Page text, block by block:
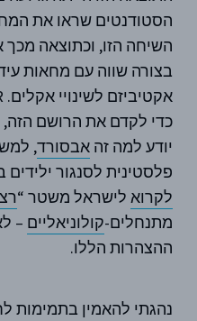
הסטודנטים שראו את
השיחה הזו, וכתוצאה מכך
בצורה שווה עם מחאות
כדי לקדם את הרושם הזה,
יודע למה זהאבסורד,
פלסטינית לסנגור ילידים
לקרוא לישראל משטר “
מתנחלים-קולוניאליים –
ההצהרות הללו.
נהגתי להאמין בתמימות